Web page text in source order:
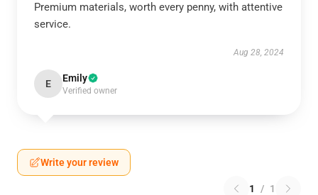
Premium materials, worth every penny, with attentive
service.
Aug 28, 2024
E Emily
Verified owner
Write your review
1 / 1